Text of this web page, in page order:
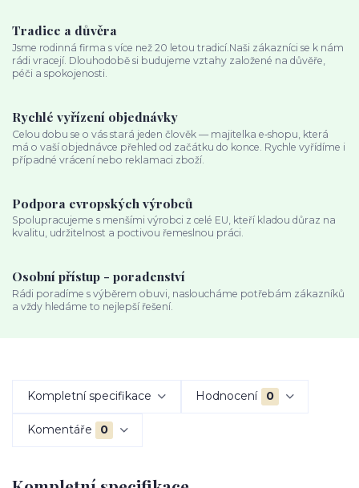
Tradice a důvěra
Jsme rodinná firma s více než 20 letou tradicí.Naši zákazníci se k nám
rádi vracejí. Dlouhodobě si budujeme vztahy založené na důvěře,
péči a spokojenosti.
Rychlé vyřízení objednávky
Celou dobu se o vás stará jeden člověk — majitelka e‑shopu, která
má o vaší objednávce přehled od začátku do konce. Rychle vyřídíme i
případné vrácení nebo reklamaci zboží.
Podpora evropských výrobců
Spolupracujeme s menšími výrobci z celé EU, kteří kladou důraz na
kvalitu, udržitelnost a poctivou řemeslnou práci.
Osobní přístup - poradenství
Rádi poradíme s výběrem obuvi, nasloucháme potřebám zákazníků
a vždy hledáme to nejlepší řešení.
Kompletní specifikace Hodnocení 0
Komentáře 0